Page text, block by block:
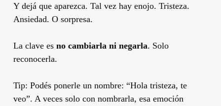
Y dejá que aparezca. Tal vez hay enojo. Tristeza.
Ansiedad. O sorpresa.
La clave es no cambiarla ni negarla. Solo
reconocerla.
Tip: Podés ponerle un nombre: “Hola tristeza, te
veo”. A veces solo con nombrarla, esa emoción